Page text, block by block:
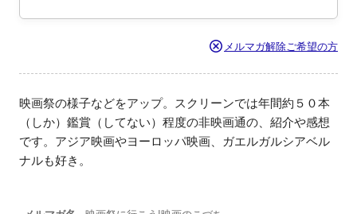
メルマガ解除ご希望の方
映画祭の様子などをアップ。スクリーンでは年間約５０本
（しか）鑑賞（してない）程度の非映画通の、紹介や感想
です。アジア映画やヨーロッパ映画、ガエルガルシアベル
ナルも好き。